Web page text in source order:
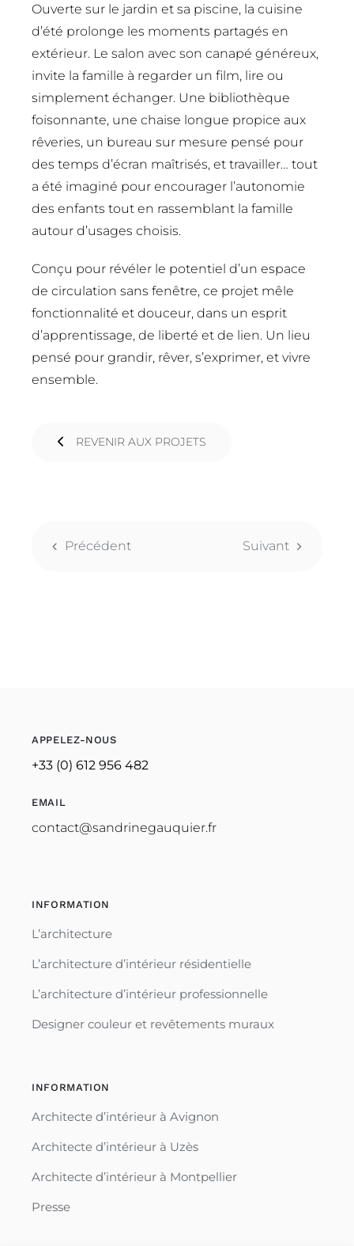
Ouverte sur le jardin et sa piscine, la cuisine
d’été prolonge les moments partagés en
extérieur. Le salon avec son canapé généreux,
invite la famille à regarder un film, lire ou
simplement échanger. Une bibliothèque
foisonnante, une chaise longue propice aux
rêveries, un bureau sur mesure pensé pour
des temps d’écran maîtrisés, et travailler… tout
a été imaginé pour encourager l’autonomie
des enfants tout en rassemblant la famille
autour d’usages choisis.
Conçu pour révéler le potentiel d’un espace
de circulation sans fenêtre, ce projet mêle
fonctionnalité et douceur, dans un esprit
d’apprentissage, de liberté et de lien. Un lieu
pensé pour grandir, rêver, s’exprimer, et vivre
ensemble.
REVENIR AUX PROJETS
Précédent Suivant
APPELEZ-NOUS
+33 (0) 612 956 482
EMAIL
contact@sandrinegauquier.fr
INFORMATION
L’architecture
L’architecture d’intérieur résidentielle
L’architecture d’intérieur professionnelle
Designer couleur et revêtements muraux
INFORMATION
Architecte d’intérieur à Avignon
Architecte d’intérieur à Uzès
Architecte d’intérieur à Montpellier
Presse